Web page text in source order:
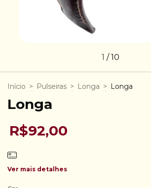
1 /10
Início > Pulseiras > Longa > Longa
Longa
R$92,00
Ver mais detalhes